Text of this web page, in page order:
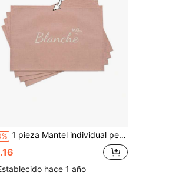
1 pieza Mantel individual personalizado con nombre impreso, unicolor, de lino sintético, resistente al calor y aislante, diseño minimalista de corazón, mantel para boda, banquete y decoración del hogar, regalo conmemorativo personalizado
hace 1 año